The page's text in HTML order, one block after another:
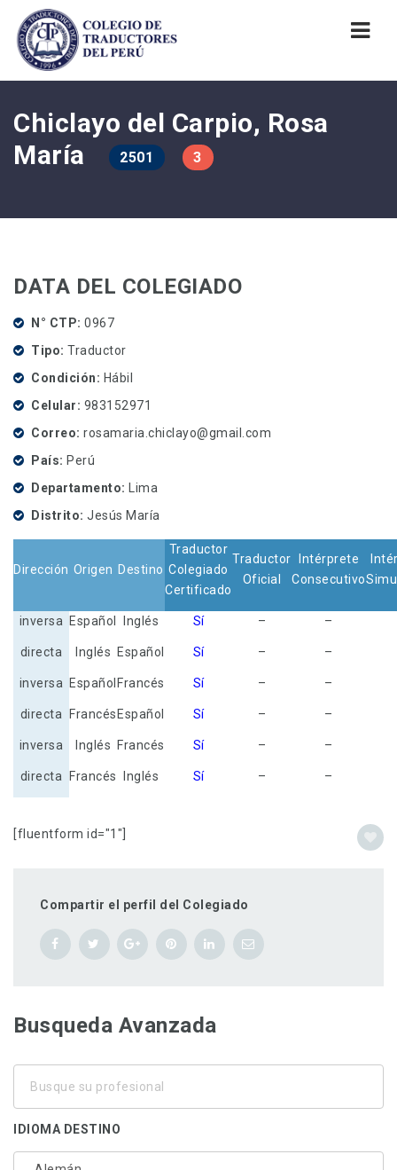
Chiclayo del Carpio, Rosa
María
2501 3
DATA DEL COLEGIADO
N° CTP 0967
Tipo Traductor
Condición
Hábil
Celular
983152971
Correo rosamaria.chiclayo@gmail.com
País Perú
Departamento Lima
Distrito Jesús María
Dirección Origen Destino
Traductor
Colegiado
Certificado
Traductor
Oficial
Intérprete
Consecutivo
inversa Español Inglés Sí – –
directa Inglés Español Sí – –
inversa Español Francés Sí – –
directa Francés Español Sí – –
inversa Inglés Francés Sí – –
directa Francés Inglés Sí – –
[fluentform id="1"]
Compartir el perfil del Colegiado
Busqueda Avanzada
IDIOMA DESTINO